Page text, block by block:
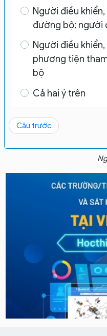
Người điều
đường bộ; người
Người điều
phương tiện
bộ
Cả hai ý trên
Câu trước